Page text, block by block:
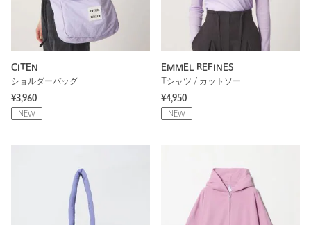
CITEN
ショルダーバッグ
¥3,960
NEW
EMMEL REFINES
Tシャツ / カットソー
¥4,950
NEW